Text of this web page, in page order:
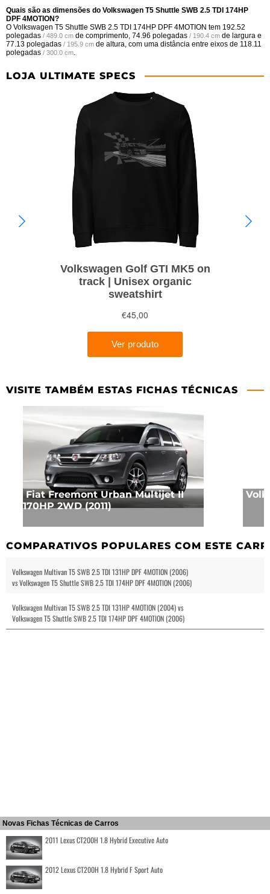
Quais são as dimensões do Volkswagen T5 Shuttle SWB 2.5 TDI 174HP
DPF 4MOTION?
O Volkswagen T5 Shuttle SWB 2.5 TDI 174HP DPF 4MOTION tem 192.52
polegadas / 489.0 cm de comprimento, 74.96 polegadas / 190.4 cm de largura e
77.13 polegadas / 195.9 cm de altura, com uma distância entre eixos de 118.11
polegadas / 300.0 cm.
LOJA ULTIMATE SPECS
VISITE TAMBÉM ESTAS FICHAS TÉCNICAS
Fiat Freemont Urban Multijet II
170HP 2WD (2011)
COMPARATIVOS POPULARES COM ESTE
Volkswagen Multivan T5 SWB 2.5 TDI 131HP DPF 4MOTION (2006)
vs Volkswagen T5 Shuttle SWB 2.5 TDI 174HP DPF 4MOTION (2006)
Volkswagen Multivan T5 SWB 2.5 TDI 131HP 4MOTION (2004) vs
Volkswagen T5 Shuttle SWB 2.5 TDI 174HP DPF 4MOTION (2006)
Novas Fichas Técnicas de Carros
2011 Lexus CT200H 1.8 Hybrid Executive Auto
2012 Lexus CT200H 1.8 Hybrid F Sport Auto